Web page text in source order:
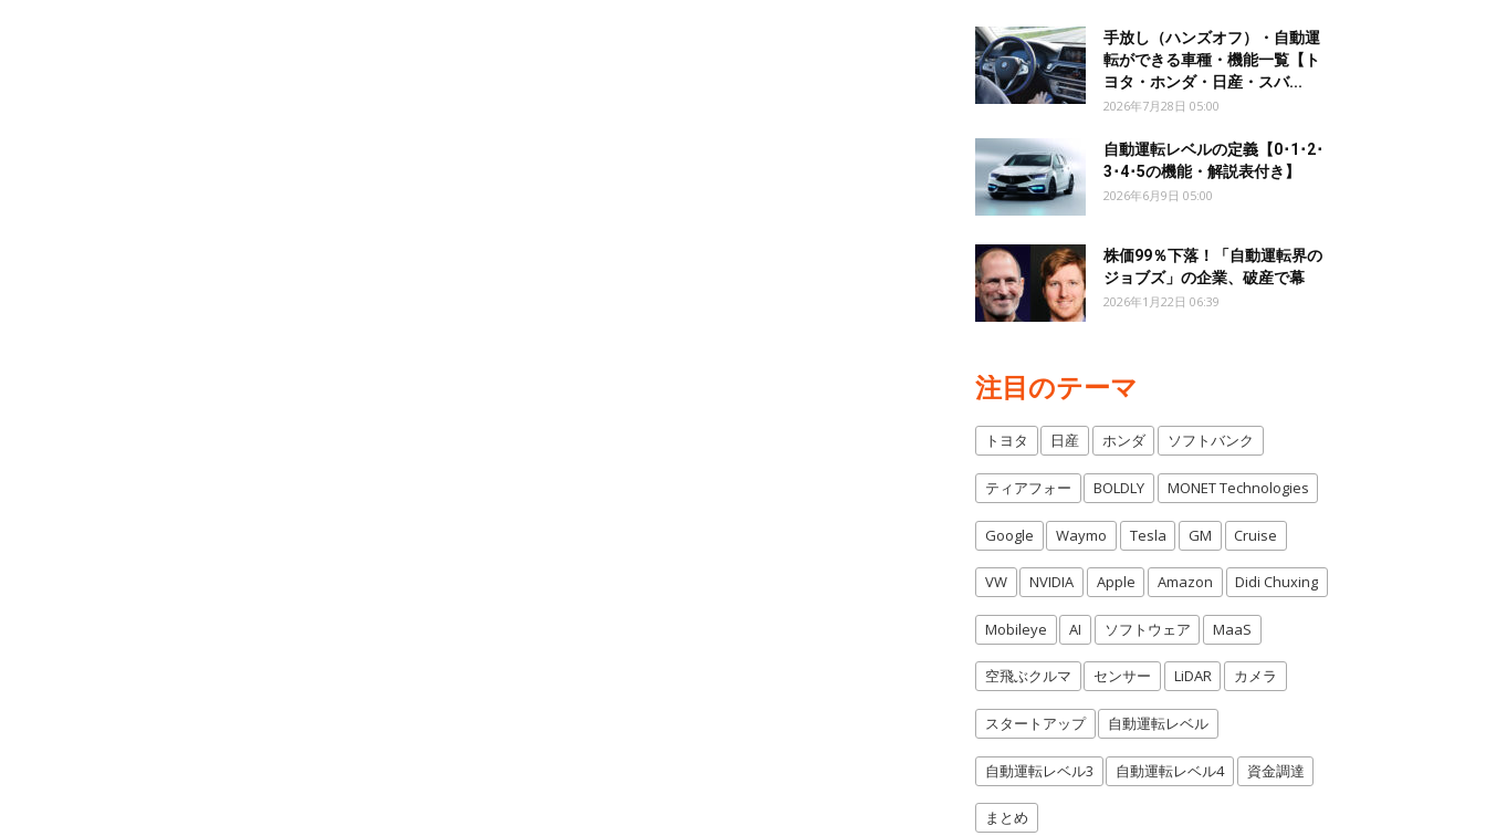
手放し（ハンズオフ）・自動運
転ができる車種・機能一覧【ト
ヨタ・ホンダ・日産・スバ...
2026年7月28日 05:00
自動運転レベルの定義【0･1･2･
3･4･5の機能・解説表付き】
2026年6月9日 05:00
株価99％下落！「自動運転界の
ジョブズ」の企業、破産で幕
2026年1月22日 06:39
注目のテーマ
トヨタ 日産 ホンダ ソフトバンク
ティアフォー BOLDLY MONET Technologies
Google Waymo Tesla GM Cruise
VW NVIDIA Apple Amazon Didi Chuxing
Mobileye AI ソフトウェア MaaS
空飛ぶクルマ センサー LiDAR カメラ
スタートアップ 自動運転レベル
自動運転レベル3 自動運転レベル4 資金調達
まとめ